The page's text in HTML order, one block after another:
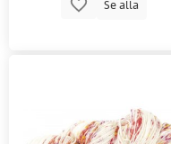
Se alla